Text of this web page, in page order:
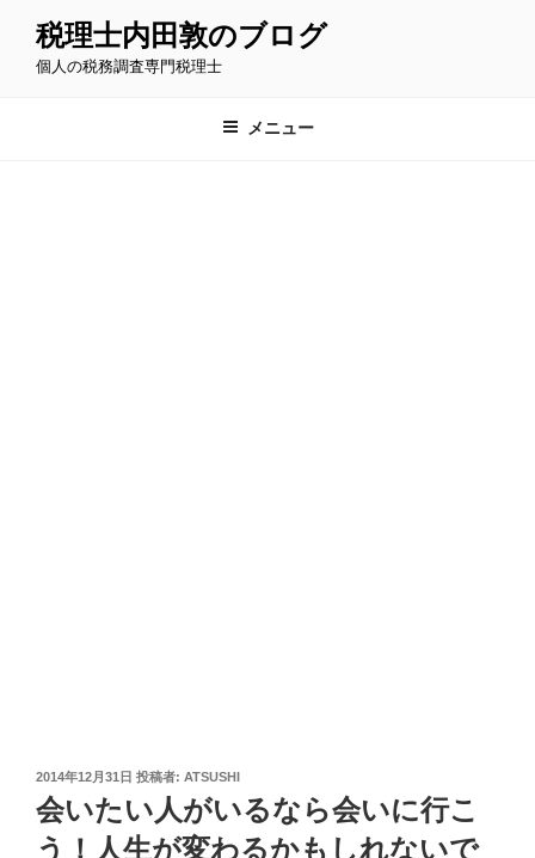
税理士内田敦のブログ
個人の税務調査専門税理士
メニュー
投
稿
日:
2014年12月31日 投稿者: ATSUSHI
会いたい人がいるなら会いに行こ
う！人生が変わるかもしれないで